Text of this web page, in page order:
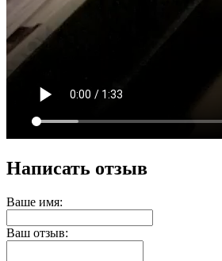
Написать отзыв
Ваше имя:
Ваш отзыв: